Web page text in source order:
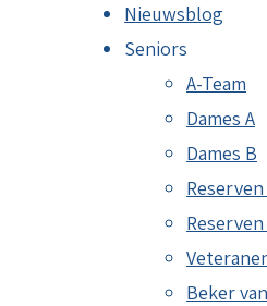
Nieuwsblog
Seniors
A-Team
Dames A
Dames B
Reserven
Reserven
Beker